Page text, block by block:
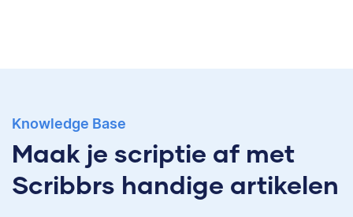
Knowledge Base
Maak je scriptie af met
Scribbrs handige artikelen